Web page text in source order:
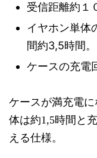
受信距離約１
イヤホン単
間約3,5時間。
ケースの充電
ケースが満充電
体は約1,5時間と
える仕様。